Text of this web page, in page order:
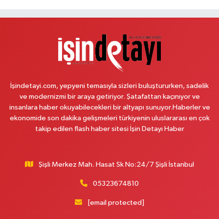
Reşitpaşa Mahallesi Tuncay Artun Caddesi No:10B Altınokta Körler Vakfı
Plevne Eczanesi
Mevlana Mahallesi İbrahim Hayırlıoğlu Caddesi 6 3 PLEVNE KONUTLARI
0 (212) 823 53 43 Yol Tarifi Al
Siyavuşpaşa Mahallesi Adnan Kahveci Bulvarı 154 B MEMORIAL
İşindetayi.com, yepyeni temasıyla sizleri buluştururken, sadelik
ve modernizmi bir araya getiriyor. Şatafattan kaçınıyor ve
insanlara haber okuyabilecekleri bir altyapı sunuyor.Haberler ve
ekonomide son dakika gelişmeleri türkiyenin uluslararası en çok
takip edilen flash haber sitesi İşin Detayı Haber
Şişli Merkez Mah. Hasat Sk No:24/7 Şişli İstanbul
05323674810
[email protected]